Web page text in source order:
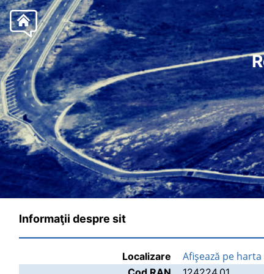
Informaţii despre sit
Localizare Afişează pe